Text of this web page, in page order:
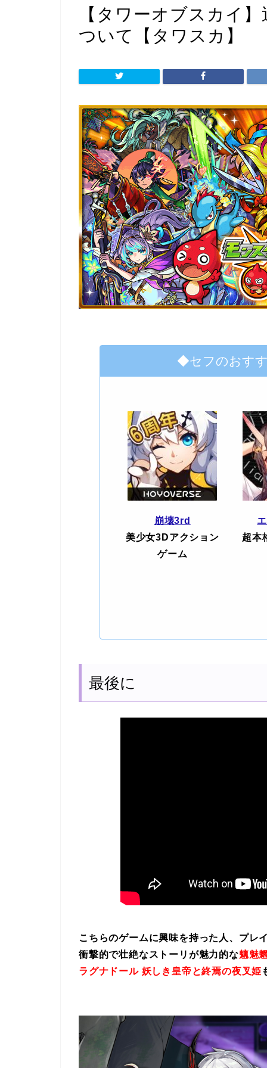
【タワーオブスカイ
ついて【タワスカ】
◆セフのおす
崩壊3rd
美少女3Dアクション
ゲーム
超本
最後に
こちらのゲームに興味を持った人、プレ
衝撃的で壮絶なストーリが魅力的な魑魅
ラグナドール 妖しき皇帝と終焉の夜叉姫